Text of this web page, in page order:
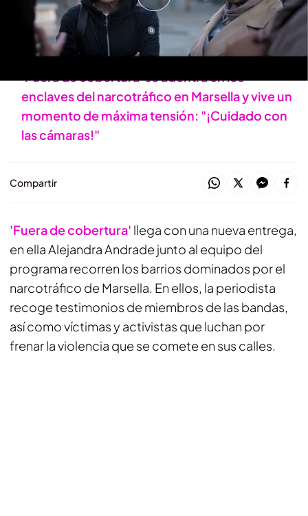
Alejandra Andrade descubre escalofriantes
testimonios de madres que han perdido a sus
hijos: "Apuñalaron a mi hija"
'Fuera de cobertura' se adentra en los
enclaves del narcotráfico en Marsella y vive un
momento de máxima tensión: "¡Cuidado con
las cámaras!"
Compartir
'Fuera de cobertura' llega con una nueva entrega,
en ella Alejandra Andrade junto al equipo del
programa recorren los barrios dominados por el
narcotráfico de Marsella. En ellos, la periodista
recoge testimonios de miembros de las bandas,
así como víctimas y activistas que luchan por
frenar la violencia que se comete en sus calles.